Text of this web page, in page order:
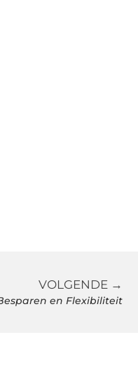
VOLGENDE →
en Flexibiliteit